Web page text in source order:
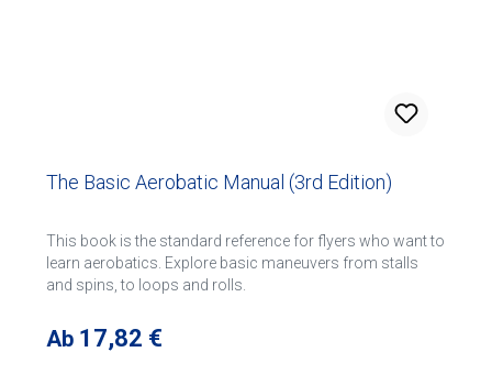
The Basic Aerobatic Manual (3rd Edition)
This book is the standard reference for flyers who want to
learn aerobatics. Explore basic maneuvers from stalls
and spins, to loops and rolls.
Regulärer Preis:
Ab 17,82 €